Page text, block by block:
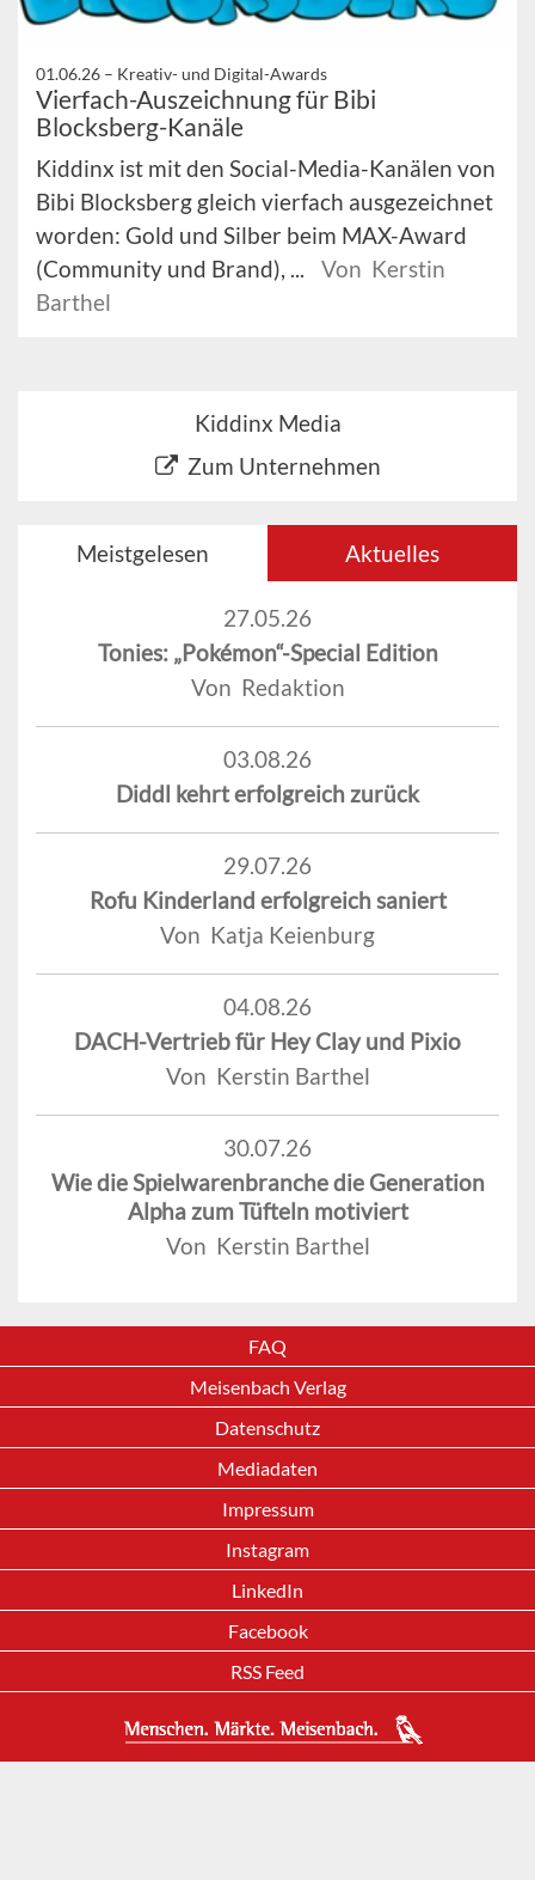
01.06.26 – Kreativ- und Digital-Awards
Vierfach-Auszeichnung für Bibi
Blocksberg-Kanäle
Kiddinx ist mit den Social-Media-Kanälen von
Bibi Blocksberg gleich vierfach ausgezeichnet
worden: Gold und Silber beim MAX-Award
(Community und Brand), ...
Von Kerstin
Barthel
Kiddinx Media
Zum Unternehmen
Meistgelesen Aktuelles
27.05.26
Tonies: „Pokémon“-Special Edition
Von Redaktion
03.08.26
Diddl kehrt erfolgreich zurück
29.07.26
Rofu Kinderland erfolgreich saniert
Von Katja Keienburg
04.08.26
DACH-Vertrieb für Hey Clay und Pixio
Von Kerstin Barthel
30.07.26
Wie die Spielwarenbranche die Generation
Alpha zum Tüfteln motiviert
Von Kerstin Barthel
FAQ
Meisenbach Verlag
Datenschutz
Mediadaten
Impressum
Instagram
LinkedIn
Facebook
RSS Feed